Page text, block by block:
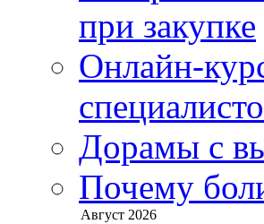
при закупке
Онлайн-
Дорамы с
Почему
Август 2026